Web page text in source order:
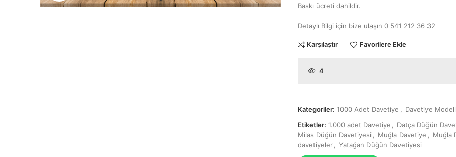
Baskı ücreti dahildir.
Detaylı Bilgi için bize ulaşın 0 541 212 36 32
Karşılaştır Favorilere Ekle
4
Kategoriler: 1000 Adet Davetiye Davetiye
Etiketler: 1.000 adet Davetiye Datça Düğün
Milas Düğün Davetiyesi
Muğla Davetiye Muğla
davetiyeler
Yatağan Düğün Davetiyesi